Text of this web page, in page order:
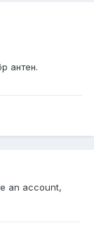
антен.
an account,